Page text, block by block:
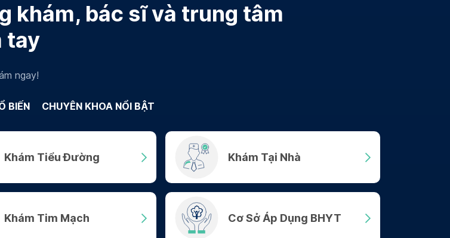
khám, bác sĩ và trung tâm
tay
ngay!
BIẾN CHUYÊN KHOA NỔI BẬT
Khám Tiểu Đường Khám Tại Nhà
Khám Tim Mạch Cơ Sở Áp Dụng BHYT